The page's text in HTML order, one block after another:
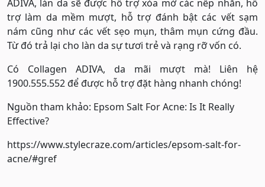
ADIVA, làn da sẽ được hỗ trợ xóa mờ các nếp nhăn, hỗ
trợ làm da mềm mượt, hỗ trợ đánh bật các vết sạm
nám cũng như các vết sẹo mụn, thâm mụn cứng đầu.
Từ đó trả lại cho làn da sự tươi trẻ và rạng rỡ vốn có.
Có Collagen ADIVA, da mãi mượt mà! Liên hệ
1900.555.552 để được hỗ trợ đặt hàng nhanh chóng!
Nguồn tham khảo: Epsom Salt For Acne: Is It Really
Effective?
https://www.stylecraze.com/articles/epsom-salt-for-
acne/#gref